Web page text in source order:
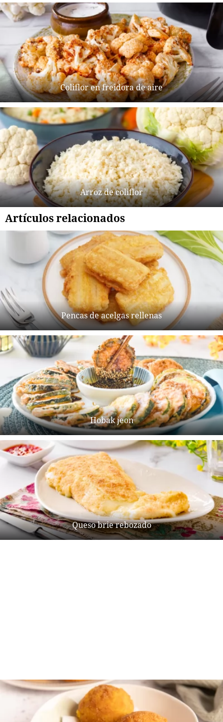
Coliflor en freidora de aire
Arroz de coliflor
Artículos relacionados
Pencas de acelgas rellenas
Hobak jeon
Queso brie rebozado